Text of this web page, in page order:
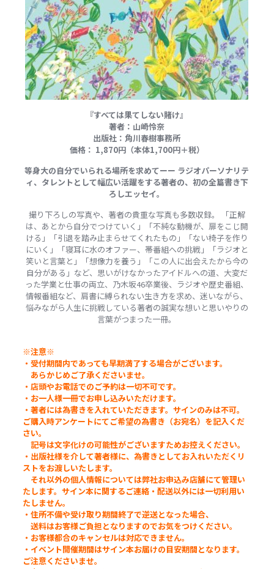
『すべては果てしない賭け』
著者：山崎怜奈
出版社：角川春樹事務所
価格： 1,870円（本体1,700円＋税）
等身大の自分でいられる場所を求めてーー ラジオパーソナリテ
ィ、タレントとして幅広い活躍をする著者の、初の全篇書き下
ろしエッセイ。
撮り下ろしの写真や、著者の貴重な写真も多数収録。 「正解
は、あとから自分でつけていく」「不純な動機が、扉をこじ開
ける」「引退を踏み止まらせてくれたもの」「ない椅子を作り
にいく」「寝耳に水のオファー、帯番組への挑戦」「ラジオと
笑いと言葉と」「想像力を養う」「この人に出会えたから今の
自分がある」など、思いがけなかったアイドルへの道、大変だ
った学業と仕事の両立、乃木坂46卒業後、ラジオや歴史番組、
情報番組など、肩書に縛られない生き方を求め、迷いながら、
悩みながら人生に挑戦している著者の誠実な想いと思いやりの
言葉がつまった一冊。
※注意※
・受付期間内であっても早期満了する場合がございます。
あらかじめご了承くださいませ。
・店頭やお電話でのご予約は一切不可です。
・お一人様一冊でお申し込みいただけます。
・著者には為書きを入れていただきます。サインのみは不可。
ご購入時アンケートにてご希望の為書き（お宛名）を記入くだ
さい。
記号は文字化けの可能性がございますためお控えください。
・出版社様を介して著者様に、為書きとしてお入れいただくリ
ストをお渡しいたします。
それ以外の個人情報については弊社お申込み店舗にて管理い
たします。サイン本に関するご連絡・配送以外には一切利用い
たしません。
・住所不備や受け取り期間終了で逆送となった場合、
送料はお客様ご負担となりますのでお気をつけください。
・お客様都合のキャンセルは対応できません。
・イベント開催期間はサイン本お届けの目安期間となります。
ご注意くださいませ。